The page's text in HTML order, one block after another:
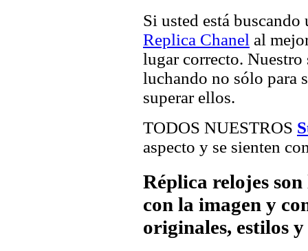
Si usted está
Replica Chanel al
lugar correcto. Nuestro
luchando no sólo para
superar ellos.
TODOS NUESTROS
aspecto y se sienten
Réplica relojes
con la imagen y
originales, estilos